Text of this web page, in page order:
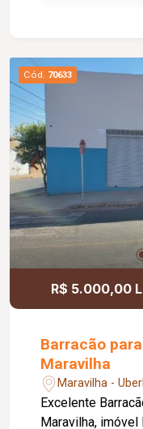
Cód. 70633
R$ 5.000,00 L
Barracão
Maravilha
Maravilha -
Excelente
Maravilha,